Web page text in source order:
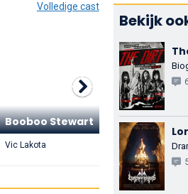
Volledige cast
Booboo Stewart
Vic Lakota
Jesse Sullivan
Lily Mayflower
Bekijk